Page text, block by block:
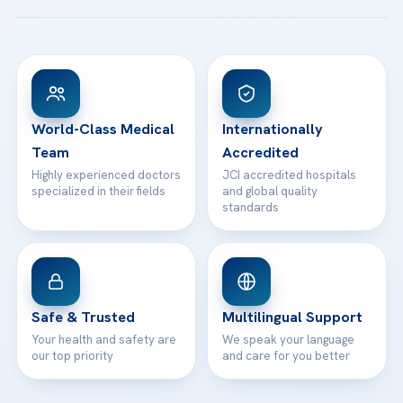
Patient Rights
Contact
WhatsApp Support
World-Class Medical
Team
Highly experienced doctors
specialized in their fields
Internationally
Accredited
JCI accredited hospitals
and global quality
standards
Safe & Trusted
Your health and safety are
our top priority
Multilingual Support
We speak your language
and care for you better